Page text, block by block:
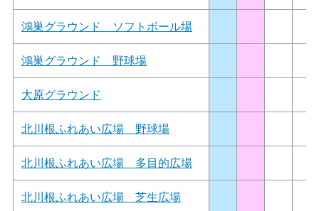
鴻巣グラウンド ソフトボール場
鴻巣グラウンド 野球場
大原グラウンド
北川根ふれあい広場 野球場
北川根ふれあい広場 多目的広場
北川根ふれあい広場 芝生広場